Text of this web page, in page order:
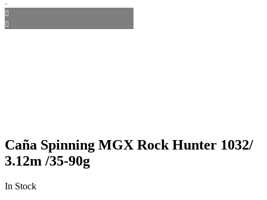
Caña Spinning MGX Rock Hunter 1032/
3.12m /35-90g
In Stock